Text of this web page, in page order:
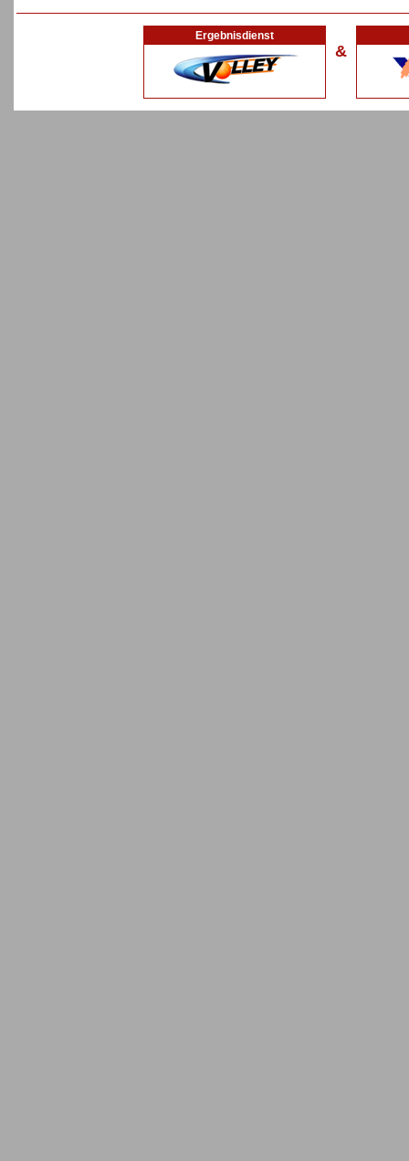
Ergebnisdienst
&